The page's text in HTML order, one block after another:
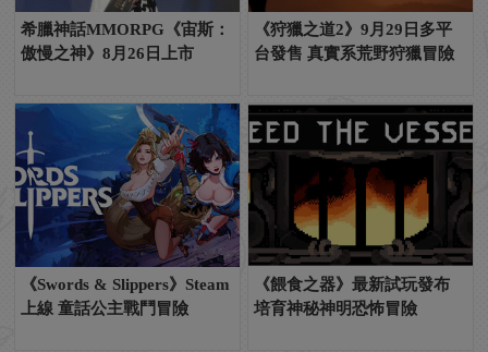
希臘神話MMORPG《宙斯：
傲慢之神》8月26日上市
《狩獵之道2》9月29日多平
台發售 真實系荒野狩獵冒險
《Swords & Slippers》Steam
上線 童話公主戰鬥冒險
《餵食之器》最新試玩發布
培育神秘神明恐怖冒險